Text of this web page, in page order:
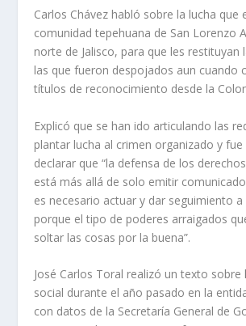
Carlos Chávez habló sobre la lucha que
comunidad tepehuana de San Lorenzo
norte de Jalisco, para que les restituyan
las que fueron despojados aun cuando
títulos de reconocimiento desde la
Explicó que se han ido articulando las
plantar lucha al crimen organizado y
declarar que “la defensa de los
está más allá de solo emitir
es necesario actuar y dar seguimiento a
porque el tipo de poderes arraigados
soltar las cosas por la buena”.
José Carlos Toral realizó un texto sobre
social durante el año pasado en la
con datos de la Secretaría General de